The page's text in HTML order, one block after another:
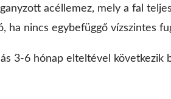
acéllemez, mely a fal
nincs egybefüggő vízszintes
3-6 hónap elteltével